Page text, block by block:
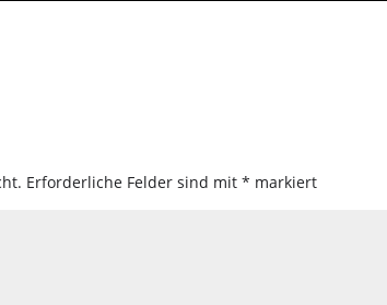
Erforderliche Felder sind mit* markiert